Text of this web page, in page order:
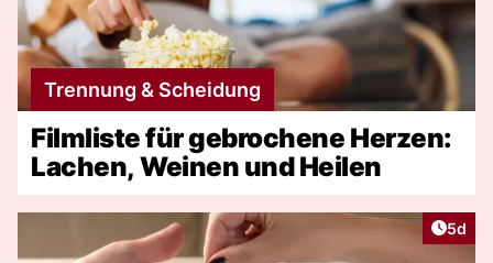
Trennung & Scheidung
Filmliste für gebrochene Herzen:
Lachen, Weinen und Heilen
5d